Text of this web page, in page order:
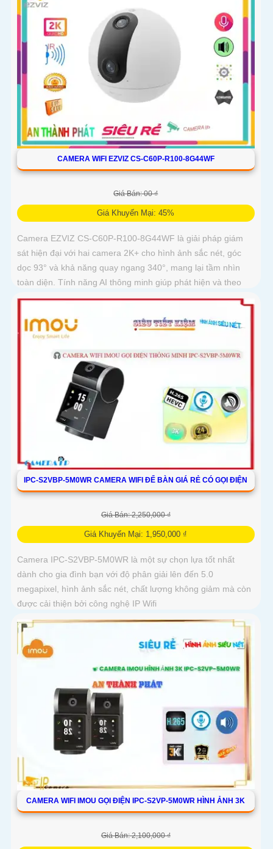
CAMERA WIFI EZVIZ CS-C60P-R100-8G44WF
Giá Bán: 00 ₫
Giá Khuyến Mại: 45%
Camera EZVIZ CS-C60P-R100-8G44WF là giải pháp giám
sát hiện đại với hai camera 2K+ cho hình ảnh sắc nét, góc
dọc 93° và khả năng quay ngang 340°, mang lại tầm nhìn
toàn diện. Tính năng AI thông minh giúp phát hiện và theo
dõi người, tích hợp gọi điện hai chiều bằng nút cảm ứng
IPC-S2VBP-5M0WR CAMERA WIFI ĐỂ BÀN GIÁ RẺ CÓ GỌI ĐIỆN
Giá Bán: 2,250,000 ₫
Giá Khuyến Mại: 1,950,000 ₫
Camera IPC-S2VBP-5M0WR là một sự chọn lựa tốt nhất
dành cho gia đình bạn với độ phân giải lên đến 5.0
megapixel, hình ảnh sắc nét, chất lượng không giảm mà còn
được cải thiện bởi công nghệ IP Wifi
CAMERA WIFI IMOU GỌI ĐIỆN IPC-S2VP-5M0WR HÌNH ẢNH 3K
Giá Bán: 2,100,000 ₫